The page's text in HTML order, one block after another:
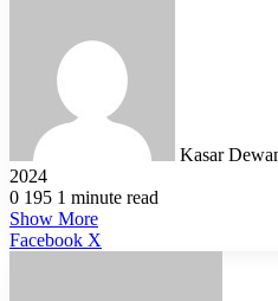
Kasar
2024
0 195 1 minute read
Show More
Facebook X